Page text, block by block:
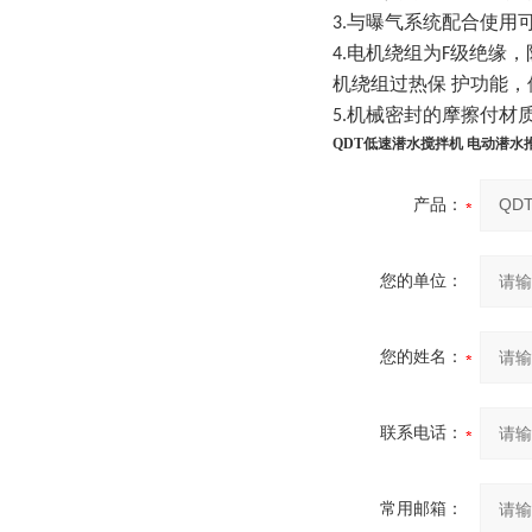
3.与曝气系统配合使用
4.电机绕组为F级绝缘
机绕组过热保 护功能
5.机械密封的摩擦付材
QDT低速潜水搅拌机 电动潜水
产品：
您的单位：
您的姓名：
联系电话：
常用邮箱：